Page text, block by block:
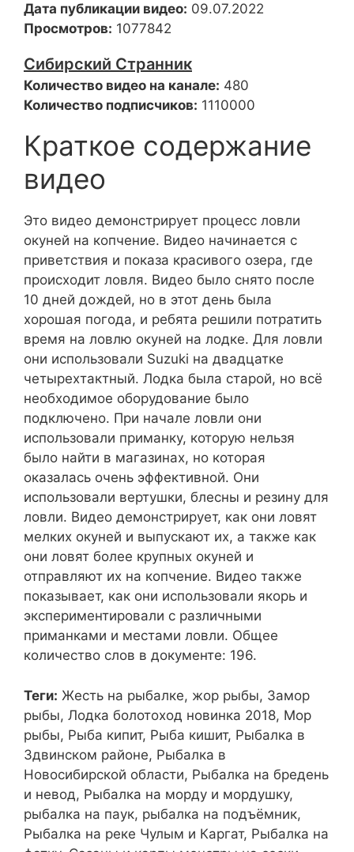
Дата публикации видео: 09.07.2022
Просмотров: 1077842
Сибирский Странник
Количество видео на канале: 480
Количество подписчиков: 1110000
Краткое содержание
видео
Это видео демонстрирует процесс ловли
окуней на копчение. Видео начинается с
приветствия и показа красивого озера, где
происходит ловля. Видео было снято после
10 дней дождей, но в этот день была
хорошая погода, и ребята решили потратить
время на ловлю окуней на лодке. Для ловли
они использовали Suzuki на двадцатке
четырехтактный. Лодка была старой, но всё
необходимое оборудование было
подключено. При начале ловли они
использовали приманку, которую нельзя
было найти в магазинах, но которая
оказалась очень эффективной. Они
использовали вертушки, блесны и резину для
ловли. Видео демонстрирует, как они ловят
мелких окуней и выпускают их, а также как
они ловят более крупных окуней и
отправляют их на копчение. Видео также
показывает, как они использовали якорь и
экспериментировали с различными
приманками и местами ловли. Общее
количество слов в документе: 196.
Теги: Жесть на рыбалке, жор рыбы, Замор
рыбы, Лодка болотоход новинка 2018, Мор
рыбы, Рыба кипит, Рыба кишит, Рыбалка в
Здвинском районе, Рыбалка в
Новосибирской области, Рыбалка на бредень
и невод, Рыбалка на морду и мордушку,
рыбалка на паук, рыбалка на подъёмник,
Рыбалка на реке Чулым и Каргат, Рыбалка на